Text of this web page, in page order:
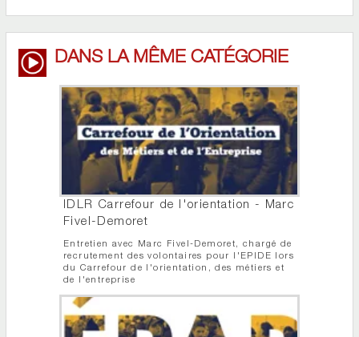
DANS LA MÊME CATÉGORIE
IDLR Carrefour de l'orientation - Marc
Fivel-Demoret
Entretien avec Marc Fivel-Demoret, chargé de
recrutement des volontaires pour l'EPIDE lors
du Carrefour de l'orientation, des métiers et
de l'entreprise